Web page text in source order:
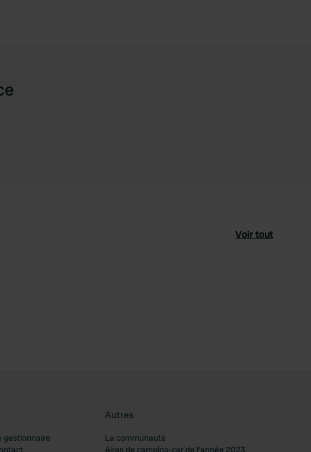
Voir tout
gestionnaire
Autres
La communauté
Aires de camping-car de l’année 2023